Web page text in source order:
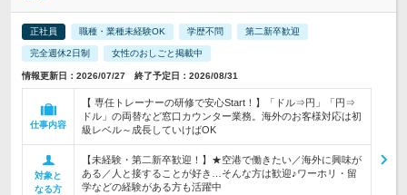
正社員 職種・業種未経験OK 学歴不問 第二新卒歓迎
完全週休2日制 女性のおしごと掲載中
情報更新日：2026/07/27 終了予定日：2026/08/31
仕事内容
【 専任トレーナーの研修で安心Start！】「ドル⇒円」「円⇒
ドル」の両替など窓口カウンター業務。海外のお客様対応は初
級レベル～成長していけばOK
対象と
なる方
【未経験・第二新卒歓迎！】★空港で働きたい／海外に興味が
ある／人と接することが好き…そんな方は歓迎♪ワーホリ・留
学などの経験がある方も活躍中